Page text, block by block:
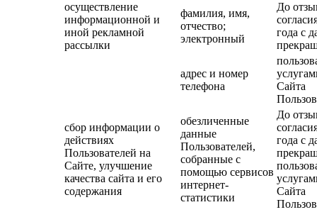
осуществление
информационной и
иной рекламной
рассылки
фамилия, имя,
отчество;
электронный
До
года с
адрес и номер
телефона
Сайта
сбор информации о
действиях
Пользователей на
Сайте, улучшение
качества сайта и его
содержания
обезличенные
данные
Пользователей,
собранные с
помощью сервисов
интернет-
статистики
До
года с
Сайта